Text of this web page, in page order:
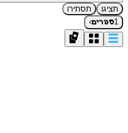
תציגו
תסתירו
1ספרים›